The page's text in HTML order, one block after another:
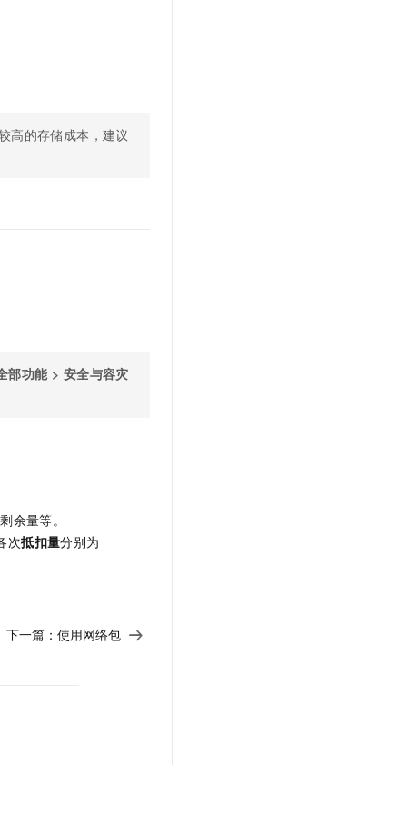
高的存储成本，建议
部功能> 安全与容灾
余量等。
次抵扣量分别为
下一篇： 使用网络包